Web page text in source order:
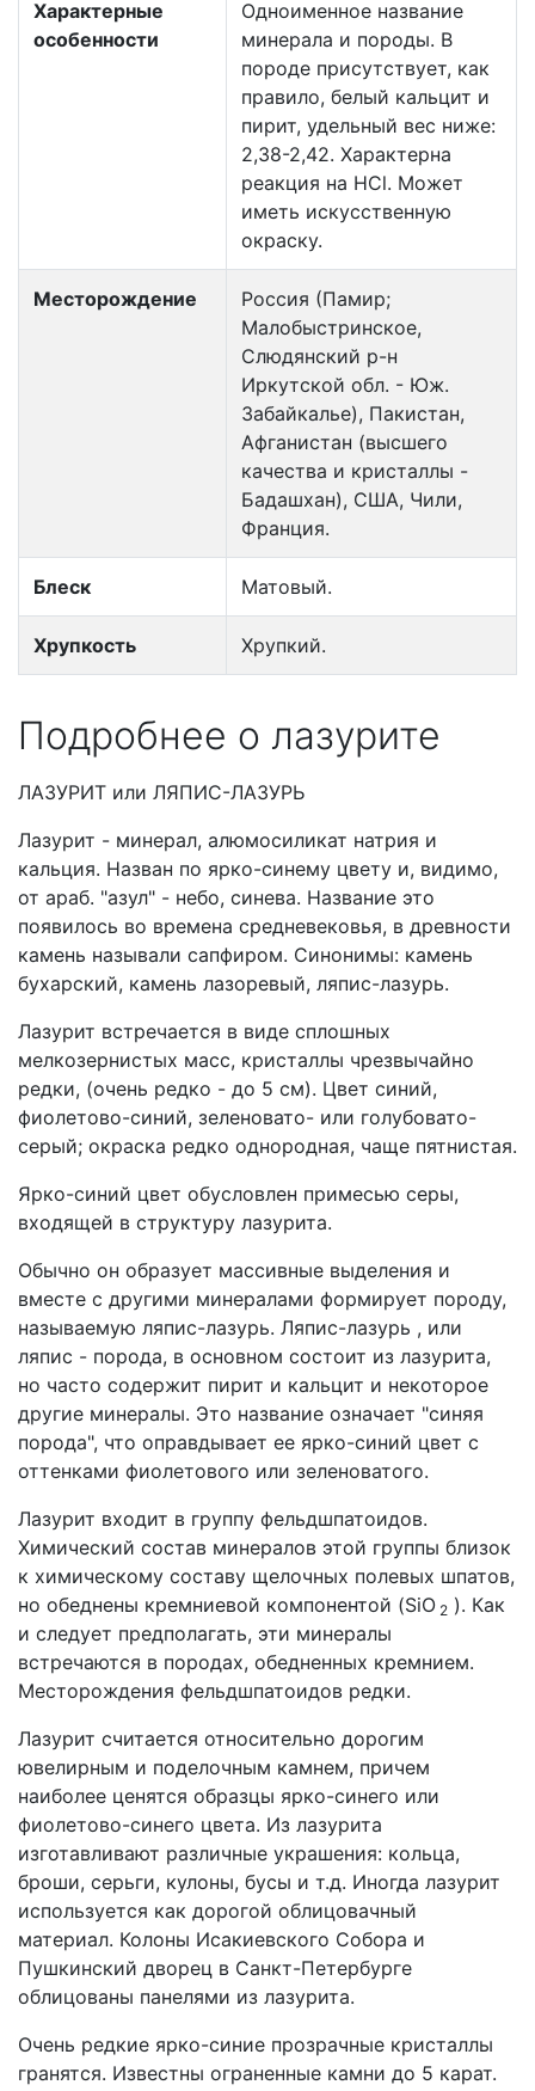
Характерные
особенности
Одноименное название
минерала и породы. В
породе присутствует, как
правило, белый кальцит и
пирит, удельный вес ниже:
2,38-2,42. Характерна
реакция на HCl. Может
иметь искусственную
окраску.
Месторождение
Россия (Памир;
Малобыстринское,
Слюдянский р-н
Иркутской обл. - Юж.
Забайкалье), Пакистан,
Афганистан (высшего
качества и кристаллы -
Бадашхан), США, Чили,
Франция.
Блеск Матовый.
Хрупкость Хрупкий.
Подробнее о лазурите
ЛАЗУРИТ или ЛЯПИС-ЛАЗУРЬ
Лазурит - минерал, алюмосиликат натрия и
кальция. Назван по ярко-синему цвету и, видимо,
от араб. "азул" - небо, синева. Название это
появилось во времена средневековья, в древности
камень называли сапфиром. Синонимы: камень
бухарский, камень лазоревый, ляпис-лазурь.
Лазурит встречается в виде сплошных
мелкозернистых масс, кристаллы чрезвычайно
редки, (очень редко - до 5 см). Цвет синий,
фиолетово-синий, зеленовато- или голубовато-
серый; окраска редко однородная, чаще пятнистая.
Ярко-синий цвет обусловлен примесью серы,
входящей в структуру лазурита.
Обычно он образует массивные выделения и
вместе с другими минералами формирует породу,
называемую ляпис-лазурь. Ляпис-лазурь , или
ляпис - порода, в основном состоит из лазурита,
но часто содержит пирит и кальцит и некоторое
другие минералы. Это название означает "синяя
порода", что оправдывает ее ярко-синий цвет с
оттенками фиолетового или зеленоватого.
Лазурит входит в группу фельдшпатоидов.
Химический состав минералов этой группы близок
к химическому составу щелочных полевых шпатов,
но обеднены кремниевой компонентой (SiO 2 ). Как
и следует предполагать, эти минералы
встречаются в породах, обедненных кремнием.
Месторождения фельдшпатоидов редки.
Лазурит считается относительно дорогим
ювелирным и поделочным камнем, причем
наиболее ценятся образцы ярко-синего или
фиолетово-синего цвета. Из лазурита
изготавливают различные украшения: кольца,
броши, серьги, кулоны, бусы и т.д. Иногда лазурит
используется как дорогой облицовачный
материал. Колоны Исакиевского Собора и
Пушкинский дворец в Санкт-Петербурге
облицованы панелями из лазурита.
Очень редкие ярко-синие прозрачные кристаллы
гранятся. Известны ограненные камни до 5 карат.